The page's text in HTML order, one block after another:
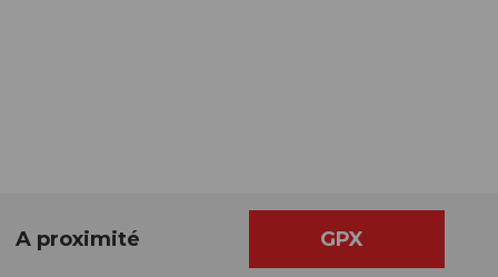
A proximité GPX